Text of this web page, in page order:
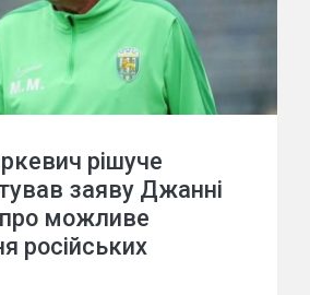
рішуче
заяву Джанні
про можливе
російських